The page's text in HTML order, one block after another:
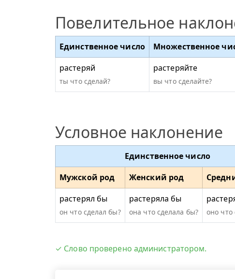
Повелительное
Единственное число
Множественное
растеряй
ты что сделай?
растеряйте
вы что сделайте?
Условное наклонение
Единственное число
Мужской род Женский род
растерял бы
он что сделал бы?
растеряла бы
она что сделала бы? оно что
✓ Слово проверено администратором.